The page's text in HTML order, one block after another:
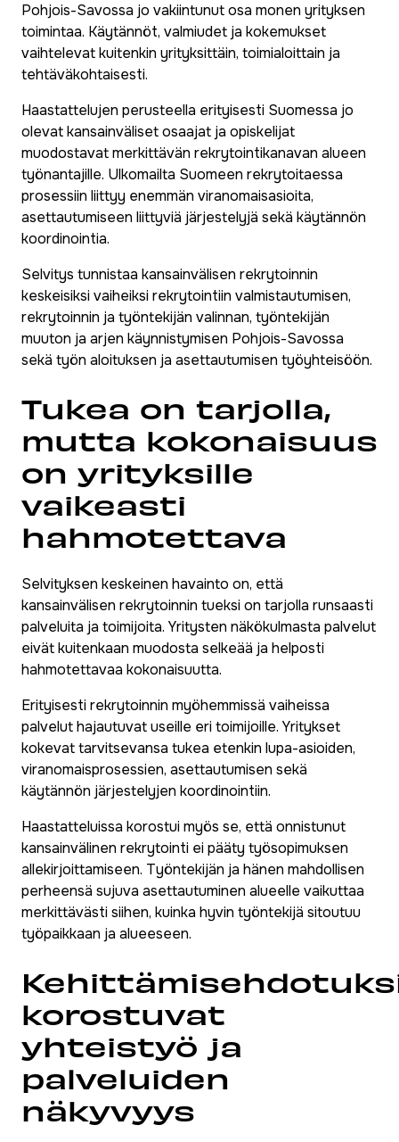
Pohjois-Savossa jo vakiintunut osa monen yrityksen
toimintaa. Käytännöt, valmiudet ja kokemukset
vaihtelevat kuitenkin yrityksittäin, toimialoittain ja
tehtäväkohtaisesti.
Haastattelujen perusteella erityisesti Suomessa jo
olevat kansainväliset osaajat ja opiskelijat
muodostavat merkittävän rekrytointikanavan alueen
työnantajille. Ulkomailta Suomeen rekrytoitaessa
prosessiin liittyy enemmän viranomaisasioita,
asettautumiseen liittyviä järjestelyjä sekä käytännön
koordinointia.
Selvitys tunnistaa kansainvälisen rekrytoinnin
keskeisiksi vaiheiksi rekrytointiin valmistautumisen,
rekrytoinnin ja työntekijän valinnan, työntekijän
muuton ja arjen käynnistymisen Pohjois-Savossa
sekä työn aloituksen ja asettautumisen työyhteisöön.
Tukea on tarjolla,
mutta kokonaisuus
on yrityksille
vaikeasti
hahmotettava
Selvityksen keskeinen havainto on, että
kansainvälisen rekrytoinnin tueksi on tarjolla runsaasti
palveluita ja toimijoita. Yritysten näkökulmasta palvelut
eivät kuitenkaan muodosta selkeää ja helposti
hahmotettavaa kokonaisuutta.
Erityisesti rekrytoinnin myöhemmissä vaiheissa
palvelut hajautuvat useille eri toimijoille. Yritykset
kokevat tarvitsevansa tukea etenkin lupa-asioiden,
viranomaisprosessien, asettautumisen sekä
käytännön järjestelyjen koordinointiin.
Haastatteluissa korostui myös se, että onnistunut
kansainvälinen rekrytointi ei pääty työsopimuksen
allekirjoittamiseen. Työntekijän ja hänen mahdollisen
perheensä sujuva asettautuminen alueelle vaikuttaa
merkittävästi siihen, kuinka hyvin työntekijä sitoutuu
työpaikkaan ja alueeseen.
korostuvat
yhteistyö ja
palveluiden
näkyvyys